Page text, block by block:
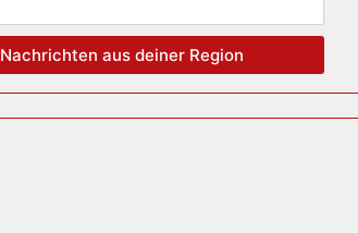
Nachrichten aus deiner Region